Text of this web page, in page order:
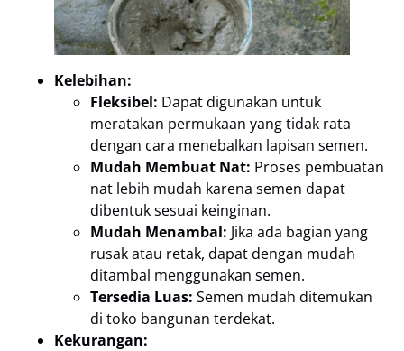
Kelebihan:
Fleksibel: Dapat digunakan untuk
meratakan permukaan yang tidak rata
dengan cara menebalkan lapisan semen.
Mudah Membuat Nat: Proses pembuatan
nat lebih mudah karena semen dapat
dibentuk sesuai keinginan.
Mudah Menambal: Jika ada bagian yang
rusak atau retak, dapat dengan mudah
ditambal menggunakan semen.
Tersedia Luas: Semen mudah ditemukan
di toko bangunan terdekat.
Kekurangan: